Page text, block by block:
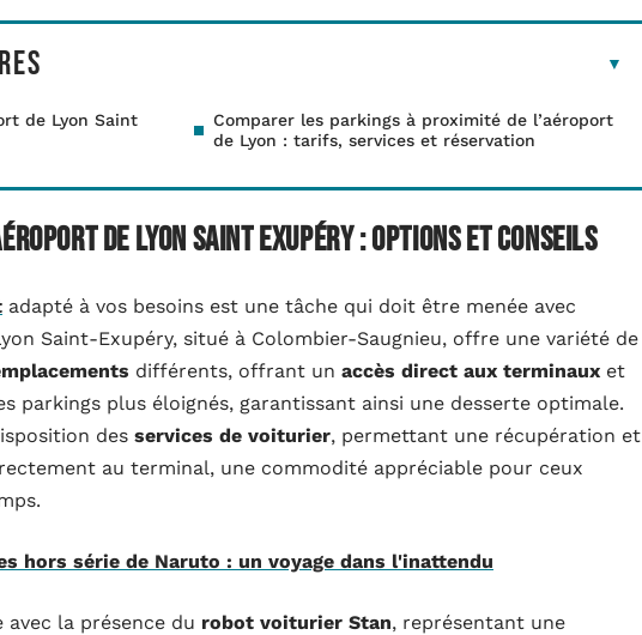
de Lyon Saint
Comparer les parkings à proximité de l’aéroport
de Lyon : tarifs, services et réservation
de Lyon Saint Exupéry : options et conseils
adapté à vos besoins est une tâche qui doit être menée avec
Saint-Exupéry, situé à Colombier-Saugnieu, offre une variété de
différents, offrant un accès direct aux terminaux et
parkings plus éloignés, garantissant ainsi une desserte optimale.
des services de voiturier, permettant une récupération et
au terminal, une commodité appréciable pour ceux
hors série de Naruto : un voyage dans l'inattendu
avec la présence du robot voiturier Stan, représentant une